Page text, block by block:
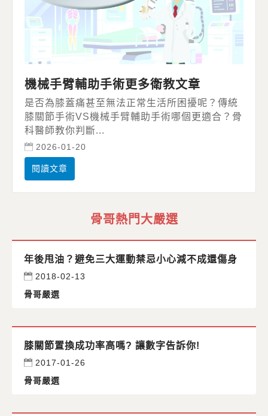
機械手臂輔助手術更多衛教文章
是否為膝蓋痛甚至無法正常生活所困擾呢？傳統
膝關節手術VS機械手臂輔助手術哪個更適合？骨
科醫師教你判斷...
2026-01-20
閱讀文章
骨哥熱門大嚴選
年後甩油？避免三大運動禁忌小心減不成還傷身
2018-02-13
骨哥嚴選
膝關節置換成功率高嗎? 讓數字告訴你!
2017-01-26
骨哥嚴選